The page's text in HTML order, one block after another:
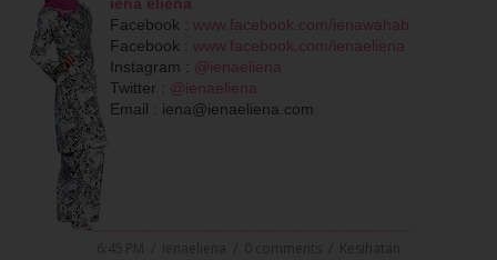
Facebook : www.facebook.com/ienawahab
Facebook : www.facebook.com/ienaeliena
Instagram : @ienaeliena
Twitter : @ienaeliena
Email : iena@ienaeliena.com
ienaeliena 0 comments